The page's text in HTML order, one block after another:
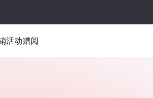
活动赠阅